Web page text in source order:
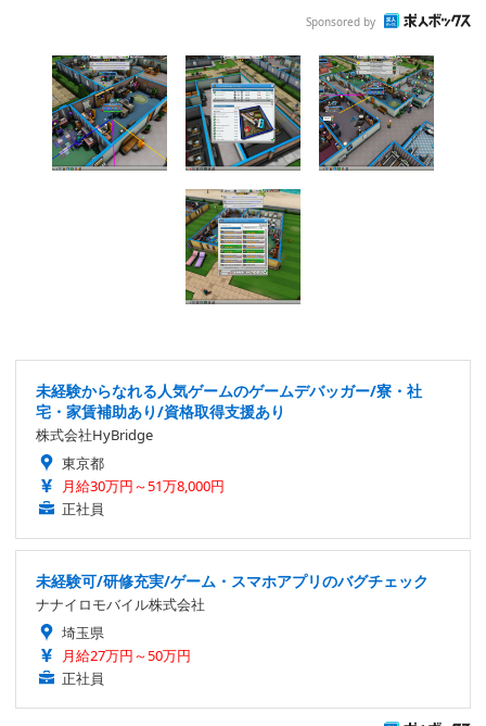
Sponsored by
未経験からなれる人気ゲームのゲームデバッガー/寮・社
宅・家賃補助あり/資格取得支援あり
株式会社HyBridge
東京都
月給30万円～51万8,000円
正社員
未経験可/研修充実/ゲーム・スマホアプリのバグチェック
ナナイロモバイル株式会社
埼玉県
月給27万円～50万円
正社員